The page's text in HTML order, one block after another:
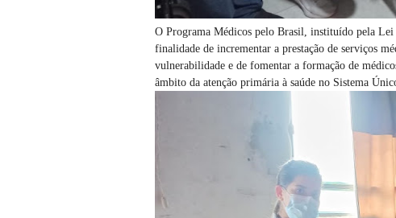
O Programa Médicos pelo Brasil, instituído pela Lei
finalidade de incrementar a prestação de serviços
vulnerabilidade e de fomentar a formação de
âmbito da atenção primária à saúde no Sistema